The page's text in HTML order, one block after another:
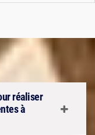
réaliser
à